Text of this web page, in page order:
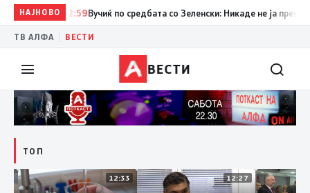
НАЈНОВО
12:59 Вучиќ по средбата со Зеленски: Никаде не ја преминав
ТВ АЛФА ВЕСТИ
ВЕСТИ
ТОП
12:49 12:33 12:27